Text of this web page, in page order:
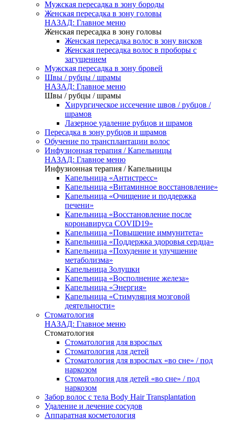
Мужская пересадка в зону бороды
Женская пересадка в зону головы
НАЗАД: Главное меню
Женская пересадка в зону головы
Женская пересадка волос в зону висков
Женская пересадка волос в проборы с
загущением
Мужская пересадка в зону бровей
Швы / рубцы / шрамы
НАЗАД: Главное меню
Швы / рубцы / шрамы
Хирургическое иссечение швов / рубцов /
шрамов
Лазерное удаление рубцов и шрамов
Пересадка в зону рубцов и шрамов
Обучение по трансплантации волос
Инфузионная терапия / Капельницы
НАЗАД: Главное меню
Инфузионная терапия / Капельницы
Капельница «Антистресс»
Капельница «Витаминное восстановление»
Капельница «Очищение и поддержка
печени»
Капельница «Восстановление после
коронавируса COVID19»
Капельница «Повышение иммунитета»
Капельница «Поддержка здоровья сердца»
Капельница «Похудение и улучшение
метаболизма»
Капельница Золушки
Капельница «Восполнение железа»
Капельница «Энергия»
Капельница «Стимуляция мозговой
деятельности»
Стоматология
НАЗАД: Главное меню
Стоматология
Стоматология для взрослых
Стоматология для детей
Стоматология для взрослых «во сне» / под
наркозом
Стоматология для детей «во сне» / под
наркозом
Забор волос с тела Body Hair Transplantation
Удаление и лечение сосудов
Аппаратная косметология